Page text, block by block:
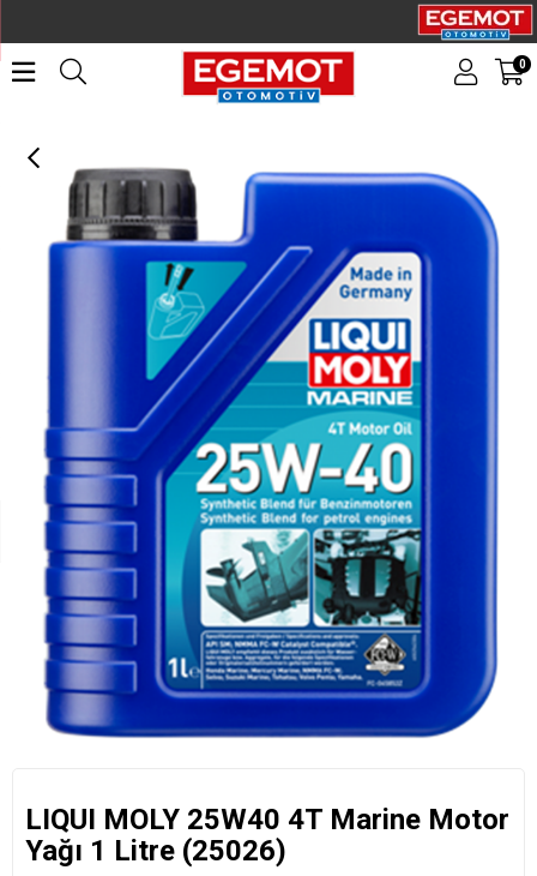
0
LIQUI MOLY 25W40 4T Marine Motor Yağı 1 Litre (25026)
LIQUI MOLY 25W40 4T Marine Motor
Yağı 1 Litre (25026)